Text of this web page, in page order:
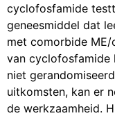
cyclofosfamide
geneesmiddel dat
met comorbide
van cyclofosfamide
niet
uitkomsten, kan er
de werkzaamheid.